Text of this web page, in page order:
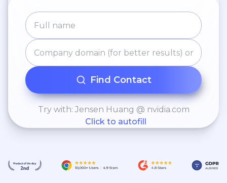
Find Contact
Try with: Jensen Huang @ nvidia.com
Click to autofill